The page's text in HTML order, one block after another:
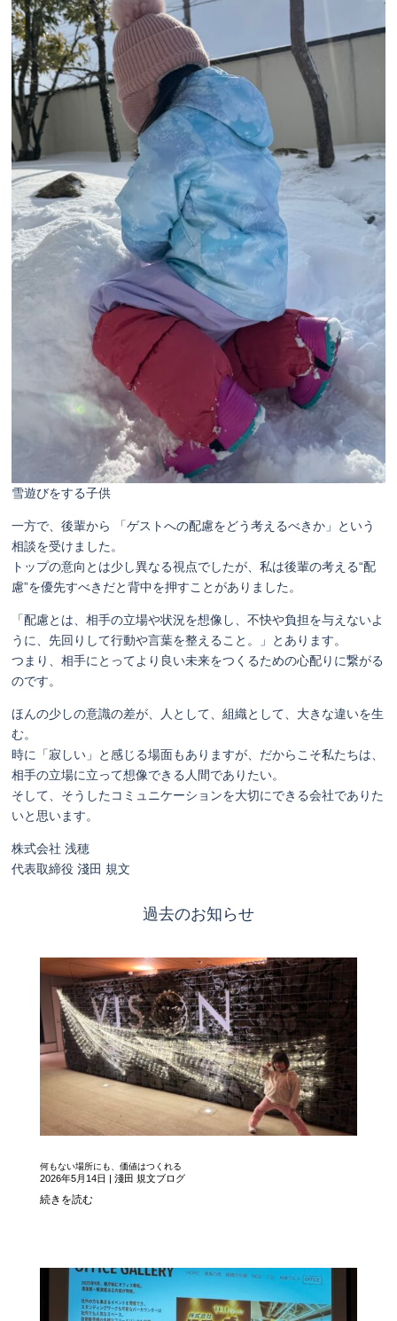
雪遊びをする子供
一方で、後輩から 「ゲストへの配慮をどう考えるべきか」という
相談を受けました。
トップの意向とは少し異なる視点でしたが、私は後輩の考える“配
慮”を優先すべきだと背中を押すことがありました。
「配慮とは、相手の立場や状況を想像し、不快や負担を与えないよ
うに、先回りして行動や言葉を整えること。」とあります。
つまり、相手にとってより良い未来をつくるための心配りに繋がる
のです。
ほんの少しの意識の差が、人として、組織として、大きな違いを生
む。
時に「寂しい」と感じる場面もありますが、だからこそ私たちは、
相手の立場に立って想像できる人間でありたい。
そして、そうしたコミュニケーションを大切にできる会社でありた
いと思います。
株式会社 浅穂
代表取締役 淺田 規文
過去のお知らせ
何もない場所にも、価値はつくれる
2026年5月14日 淺田 規文ブログ
続きを読む